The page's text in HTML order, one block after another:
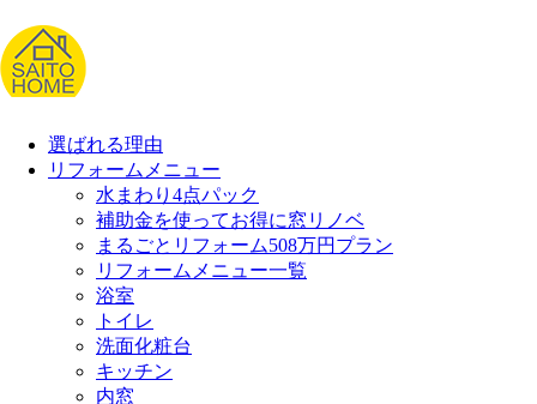
選ばれる理由
リフォームメニュー
水まわり4点パック
補助金を使ってお得に窓リノベ
まるごとリフォーム508万円プラン
リフォームメニュー一覧
浴室
トイレ
洗面化粧台
キッチン
内窓